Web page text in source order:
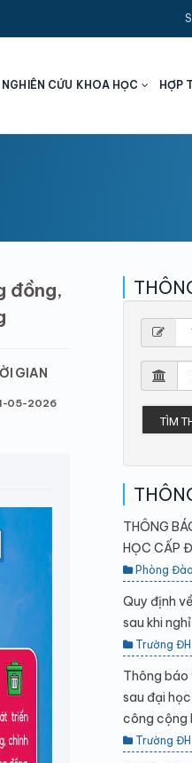
NGHIÊN CỨU KHOA HỌC HỢP
đồng,
GIAN
05-2026
TÌM
THÔNG
HỌC CẤP
Phòng
Quy định
sau khi
Trường
Thông báo
sau đại
công cộng
Trường